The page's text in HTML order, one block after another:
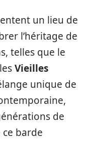
un lieu de
l’héritage de
telles que le
Vieilles
unique de
de
barde